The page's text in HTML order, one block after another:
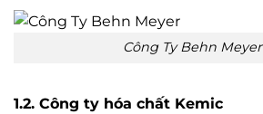
Công Ty Behn Meyer
1.2. Công ty hóa chất Kemic